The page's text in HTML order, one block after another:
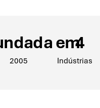
2005
em
Indústrias
4